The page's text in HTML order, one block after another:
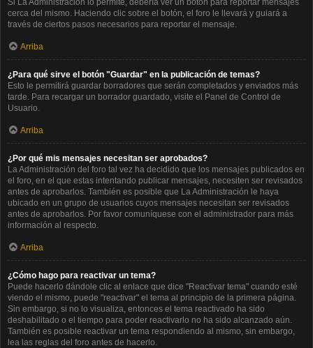
cerca del mismo. Haciendo clic sobre el botón, el foro le llevará y guiará a
través de ciertos pasos necesarios para reportar el mensaje.
Arriba
¿Para qué sirve el botón "Guardar" en la publicación de temas?
Esto le permitirá guardar borradores que serán completados y enviados más
tarde. Para recargar un borrador guardado, visite el Panel de Control de
Usuario.
Arriba
¿Por qué mis mensajes necesitan ser aprobados?
La Administración del foro tal vez ha decidido que los mensajes publicados en
el foro, en el que estas intentando publicar mensajes, necesiten ser revisados
antes de aprobarlos. También es posible que La Administración le haya
ubicado en un grupo de usuarios cuyos mensajes necesitan ser revisados
antes de aprobarlos. Por favor comuníquese con el administrador para más
información al respecto.
Arriba
¿Cómo hago para reactivar un tema?
Puede hacerlo dándole clic al enlace que dice "Reactivar tema" cuando esté
viendo el mismo, puede "reactivar" el tema al principio de la primera página.
Sin embargo, si no lo visualiza, entonces el tema reactivado ha sido
deshabilitado o el tiempo para poder reactivarlo no ha sido alcanzado aún.
También es posible reactivar un tema respondiendo al mismo, sin embargo,
lea las reglas del foro antes de hacerlo.